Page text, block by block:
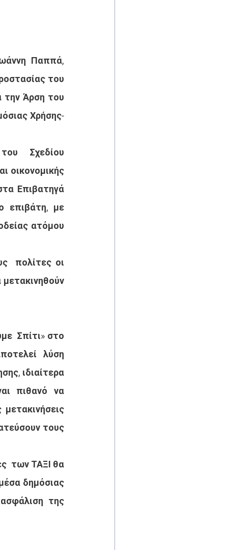
Παππά,
του
την Άρση του
Χρήσης-
Σχεδίου
οικονομικής
Επιβατηγά
επιβάτη, με
ατόμου
πολίτες οι
μετακινηθούν
Σπίτι» στο
λύση
ιδιαίτερα
πιθανό να
τους
των ΤΑΞΙ θα
δημόσιας
της